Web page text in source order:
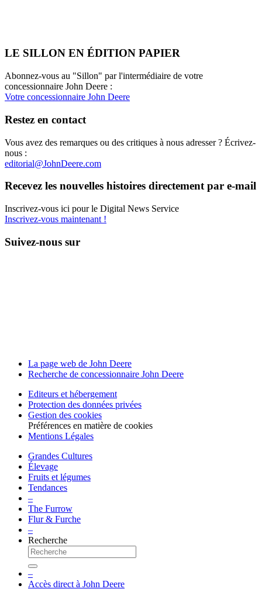
LE SILLON EN ÉDITION PAPIER
Abonnez-vous au "Sillon" par l'intermédiaire de votre
concessionnaire John Deere :
Votre concessionnaire John Deere
Restez en contact
Vous avez des remarques ou des critiques à nous adresser ? Écrivez-
nous :
editorial@JohnDeere.com
Recevez les nouvelles histoires direc­te­ment par e-mail
Inscrivez-vous ici pour le Digital News Service
Inscrivez-vous maintenant !
Suivez-nous sur
La page web de John Deere
Recherche de conces­sion­naire John Deere
Editeurs et héber­ge­ment
Protec­tion des données privées
Gestion des cookies
Préférences en matière de cookies
Mentions Légales
Grandes Cultures
Élevage
Fruits et légumes
Tendances
–
The Furrow
Flur & Furche
–
Recherche
–
Accès direct à John Deere